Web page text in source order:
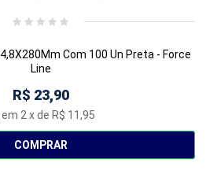
Com 100 Un Preta - Force
Line
R$ 23,90
2 x de R$ 11,95
COMPRAR